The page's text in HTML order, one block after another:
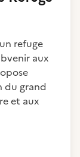
refuge
aux
du grand
et aux